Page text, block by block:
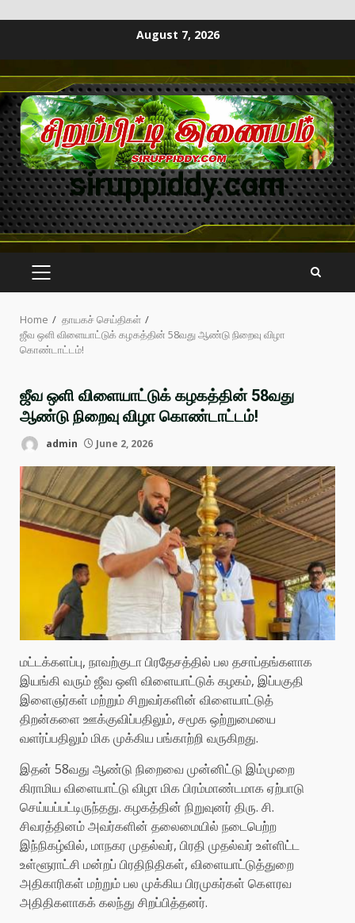
August 7, 2026
siruppiddy.com
Home
தாயகச் செய்திகள்
ஜீவ ஒளி விளையாட்டுக் கழகத்தின் 58வது ஆண்டு நிறைவு விழா
கொண்டாட்டம்!
ஜீவ ஒளி விளையாட்டுக் கழகத்தின் 58வது
ஆண்டு நிறைவு விழா கொண்டாட்டம்!
admin June 2, 2026
மட்டக்களப்பு, நாவற்குடா பிரதேசத்தில் பல தசாப்தங்களாக
இயங்கி வரும் ஜீவ ஒளி விளையாட்டுக் கழகம், இப்பகுதி
இளைஞர்கள் மற்றும் சிறுவர்களின் விளையாட்டுத்
திறன்களை ஊக்குவிப்பதிலும், சமூக ஒற்றுமையை
வளர்ப்பதிலும் மிக முக்கிய பங்காற்றி வருகிறது.
இதன் 58வது ஆண்டு நிறைவை முன்னிட்டு இம்முறை
கிராமிய விளையாட்டு விழா மிக பிரம்மாண்டமாக ஏற்பாடு
செய்யப்பட்டிருந்தது. கழகத்தின் நிறுவுனர் திரு. சி.
சிவரத்தினம் அவர்களின் தலைமையில் நடைபெற்ற
இந்நிகழ்வில், மாநகர முதல்வர், பிரதி முதல்வர் உள்ளிட்ட
உள்ளூராட்சி மன்றப் பிரதிநிதிகள், விளையாட்டுத்துறை
அதிகாரிகள் மற்றும் பல முக்கிய பிரமுகர்கள் கௌரவ
அதிதிகளாகக் கலந்து சிறப்பித்தனர்.